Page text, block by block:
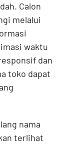
Calon
melalui
waktu
dan
toko dapat
nama
terlihat